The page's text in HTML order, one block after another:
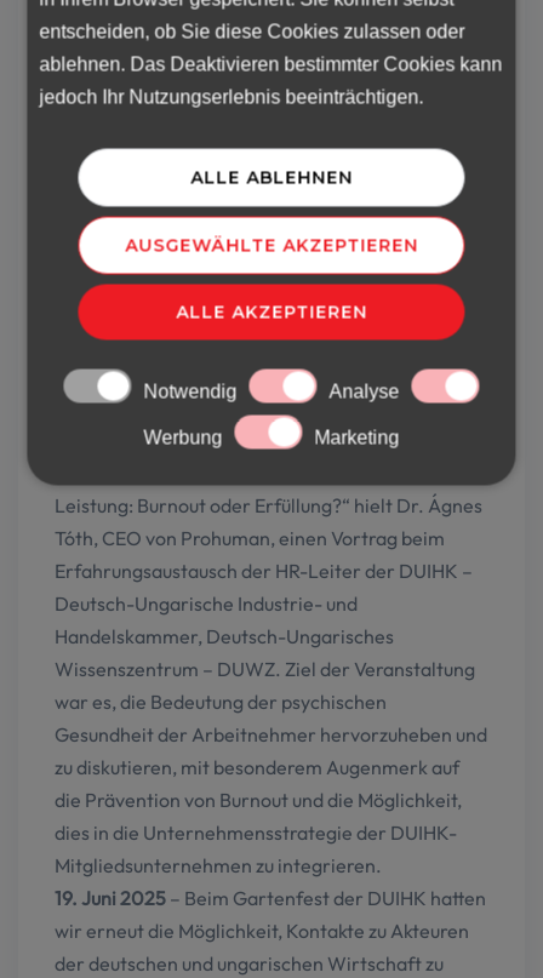
entscheiden, ob Sie diese Cookies zulassen oder
ablehnen. Das Deaktivieren bestimmter Cookies kann
jedoch Ihr Nutzungserlebnis beeinträchtigen.
ALLE ABLEHNEN
AUSGEWÄHLTE AKZEPTIEREN
ALLE AKZEPTIEREN
Notwendig Analyse
Werbung Marketing
weshalb wir es für wichtig hielten, an der
Neujahrsveranstaltung teilzunehmen, bei der wir
– Wir hatten die Gelegenheit
darzustellen, warum wir die Zusammenarbeit mit
der DUIHK für wichtig halten. Am
Konsultationstag nahmen wir nicht nur an
zahlreichen Einzelberatungen teil, sondern auf
Einladung der Kammer teilte Jevrem
Kutyáncsánin, Geschäftsführer der HR-Rent Kft.,
auch seine Erfahrungen in einer
Podiumsdiskussion. Zudem konnten wir neue
Kontakte zu Vertretern der anwesenden
Mitgliedsunternehmen knüpfen.
Leistung: Burnout oder Erfüllung?“ hielt Dr. Ágnes
Tóth, CEO von Prohuman, einen Vortrag beim
Erfahrungsaustausch der HR-Leiter der DUIHK –
Deutsch-Ungarische Industrie- und
Handelskammer, Deutsch-Ungarisches
Wissenszentrum – DUWZ. Ziel der Veranstaltung
war es, die Bedeutung der psychischen
Gesundheit der Arbeitnehmer hervorzuheben und
zu diskutieren, mit besonderem Augenmerk auf
die Prävention von Burnout und die Möglichkeit,
dies in die Unternehmensstrategie der DUIHK-
Mitgliedsunternehmen zu integrieren.
19. Juni 2025 – Beim Gartenfest der DUIHK hatten
wir erneut die Möglichkeit, Kontakte zu Akteuren
der deutschen und ungarischen Wirtschaft zu